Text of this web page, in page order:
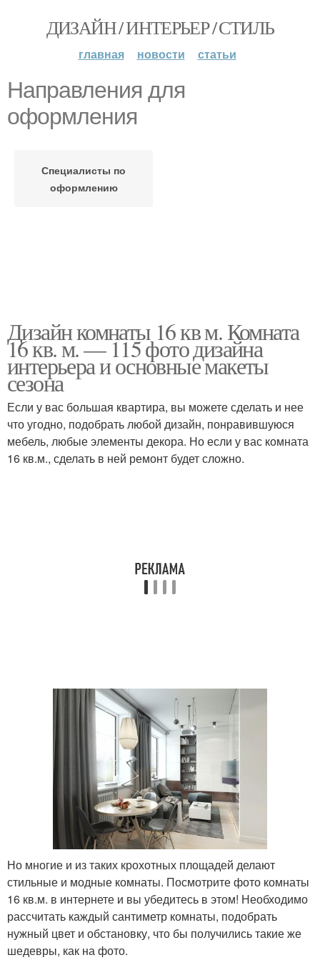
ДИЗАЙН / ИНТЕРЬЕР / СТИЛЬ
главная новости статьи
Направления для
оформления
Специалисты по
оформлению
Дизайн комнаты 16 кв м. Комната
16 кв. м. — 115 фото дизайна
интерьера и основные макеты
сезона
Если у вас большая квартира, вы можете сделать и нее
что угодно, подобрать любой дизайн, понравившуюся
мебель, любые элементы декора. Но если у вас комната
16 кв.м., сделать в ней ремонт будет сложно.
Но многие и из таких крохотных площадей делают
стильные и модные комнаты. Посмотрите фото комнаты
16 кв.м. в интернете и вы убедитесь в этом! Необходимо
рассчитать каждый сантиметр комнаты, подобрать
нужный цвет и обстановку, что бы получились такие же
шедевры, как на фото.